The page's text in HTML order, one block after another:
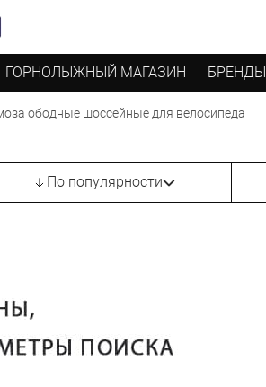
ГОРНОЛЫЖНЫЙ МАГАЗИН БРЕНДЫ
ободные шоссейные для велосипеда
По популярности